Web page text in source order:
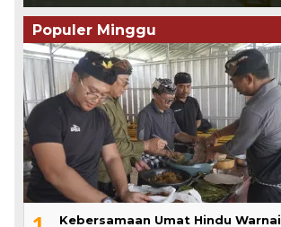
Populer Minggu
Kebersamaan Umat Hindu Warnai